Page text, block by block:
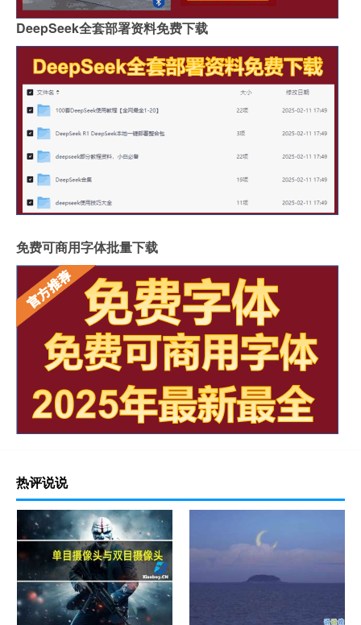
DeepSeek全套部署资料免费下载
免费可商用字体批量下载
热评说说